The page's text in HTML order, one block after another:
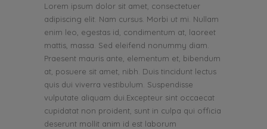
Lorem ipsum dolor sit amet, consectetuer
adipiscing elit. Nam cursus. Morbi ut mi. Nullam
enim leo, egestas id, condimentum at, laoreet
mattis, massa. Sed eleifend nonummy diam.
Praesent mauris ante, elementum et, bibendum
at, posuere sit amet, nibh. Duis tincidunt lectus
quis dui viverra vestibulum. Suspendisse
vulputate aliquam dui.Excepteur sint occaecat
cupidatat non proident, sunt in culpa qui officia
deserunt mollit anim id est laborum